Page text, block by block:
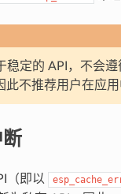
稳定的 API，不会遵
此不推荐用户在应用
（即以